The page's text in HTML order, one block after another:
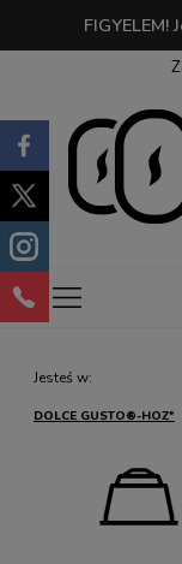
Jesteś w:
DOLCE GUSTO®-HOZ*